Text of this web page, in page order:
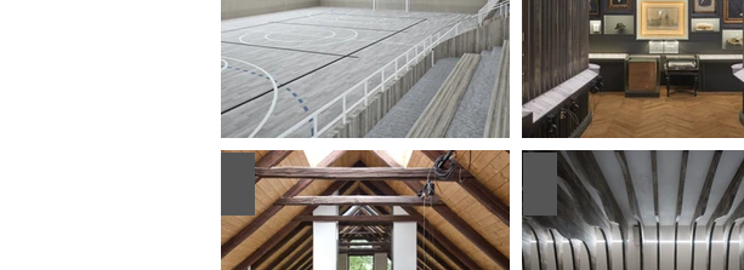
Add a Title Add a Title